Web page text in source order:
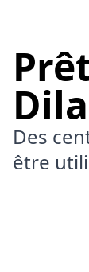
Des
être